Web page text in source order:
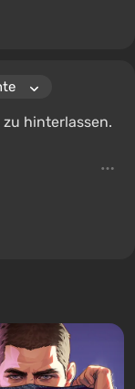
hinterlassen.